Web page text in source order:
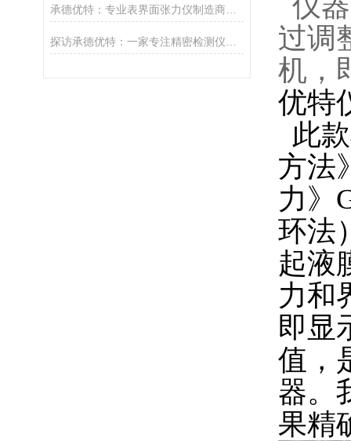
过调
机，
优特
此款
方法
力》
环法
起液
力和
即显
值，
器。
果精